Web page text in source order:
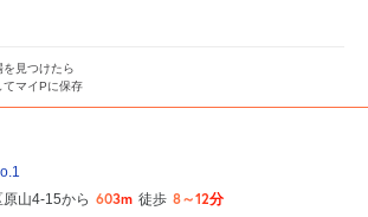
見つけたら
てマイPに保存
山4-15から 603m 徒歩 8～12分